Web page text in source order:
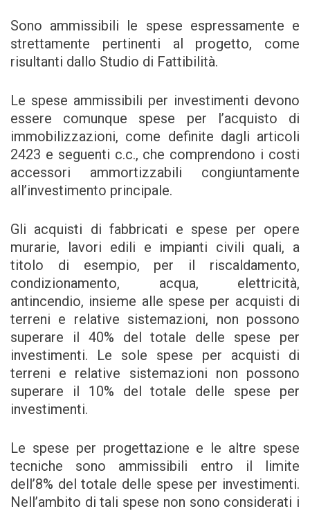
Sono ammissibili le spese espressamente e
strettamente pertinenti al progetto, come
risultanti dallo Studio di Fattibilità.
Le spese ammissibili per investimenti devono
essere comunque spese per l’acquisto di
immobilizzazioni, come definite dagli articoli
2423 e seguenti c.c., che comprendono i costi
accessori ammortizzabili congiuntamente
all’investimento principale.
Gli acquisti di fabbricati e spese per opere
murarie, lavori edili e impianti civili quali, a
titolo di esempio, per il riscaldamento,
condizionamento, acqua, elettricità,
antincendio, insieme alle spese per acquisti di
terreni e relative sistemazioni, non possono
superare il 40% del totale delle spese per
investimenti. Le sole spese per acquisti di
terreni e relative sistemazioni non possono
superare il 10% del totale delle spese per
investimenti.
Le spese per progettazione e le altre spese
tecniche sono ammissibili entro il limite
dell’8% del totale delle spese per investimenti.
Nell’ambito di tali spese non sono considerati i